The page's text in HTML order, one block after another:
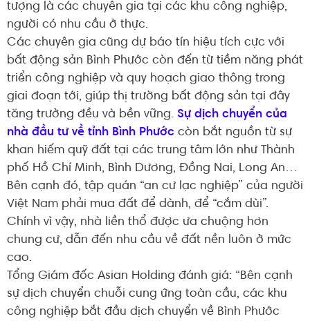
tượng là các chuyên gia tại các khu công nghiệp,
người có nhu cầu ở thực.
Các chuyên gia cũng dự báo tín hiệu tích cực với
bất động sản Bình Phước còn đến từ tiềm năng phát
triển công nghiệp và quy hoạch giao thông trong
giai đoạn tới, giúp thị trường bất động sản tại đây
tăng trưởng đều và bền vững. Sự dịch chuyển của
nhà đầu tư về tỉnh Bình Phước còn bắt nguồn từ sự
khan hiếm quỹ đất tại các trung tâm lớn như Thành
phố Hồ Chí Minh, Bình Dương, Đồng Nai, Long An…
Bên cạnh đó, tập quán “an cư lạc nghiệp” của người
Việt Nam phải mua đất để dành, để “cắm dùi”.
Chính vì vậy, nhà liền thổ được ưa chuộng hơn
chung cư, dẫn đến nhu cầu về đất nền luôn ở mức
cao.
Tổng Giám đốc Asian Holding đánh giá: “Bên cạnh
sự dịch chuyển chuỗi cung ứng toàn cầu, các khu
công nghiệp bắt đầu dịch chuyển về Bình Phước